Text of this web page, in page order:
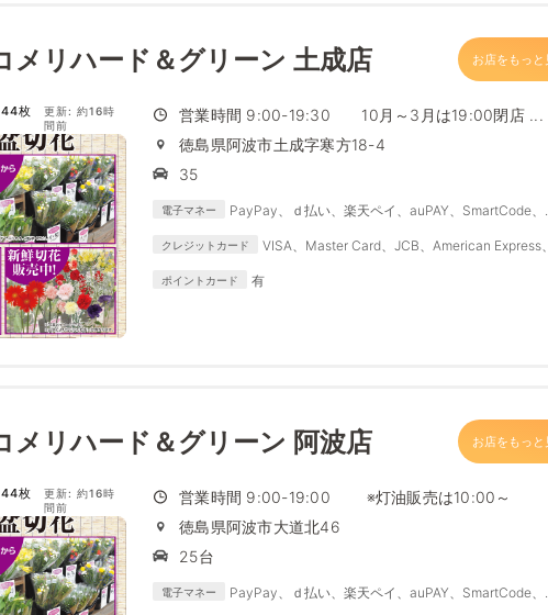
メリハード＆グリーン 土成店 お店をもっと
枚
更新: 約16時
間前
営業時間 9:00-19:30 10月～3月は19:00閉店 ...
徳島県阿波市土成字寒方18-4
35
電子マネー
PayPay、ｄ払い、楽天ペイ、auPAY、SmartCode、
クレジットカード
VISA、Master Card、JCB、American Express、
ポイントカード 有
メリハード＆グリーン 阿波店 お店をもっと
枚
更新: 約16時
間前
営業時間 9:00-19:00 ※灯油販売は10:00～
徳島県阿波市大道北46
25台
電子マネー
PayPay、ｄ払い、楽天ペイ、auPAY、SmartCode、